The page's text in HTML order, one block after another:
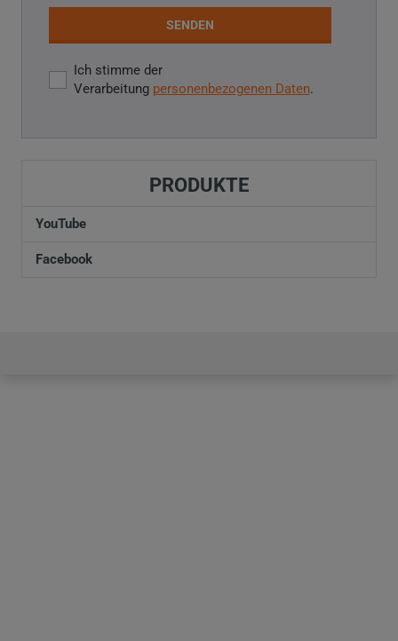
SENDEN
Verarbeitungpersonenbezogenen
Ich stimme der
Verarbeitung personenbezogenen Daten.
nicht
werden
PRODUKTE
YouTube
Facebook